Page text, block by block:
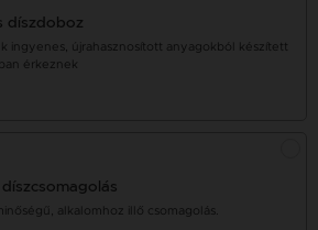
díszdoboz
ingyenes, újrahasznosított anyagokból készített
érkeznek
díszcsomagolás
alkalomhoz illő csomagolás.